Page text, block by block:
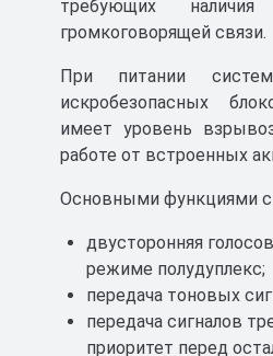
требующих наличия
громкоговорящей связи.
При питании
искробезопасных
имеет уровень
работе от встроенных
Основными функциями
двусторонняя
режиме полудуплекс;
передача тоновых
передача сигналов
приоритет перед